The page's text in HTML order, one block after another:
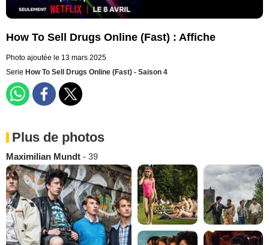
How To Sell Drugs Online (Fast) : Affiche
Photo ajoutée le 13 mars 2025
Serie How To Sell Drugs Online (Fast) - Saison 4
Plus de photos
Maximilian Mundt - 39